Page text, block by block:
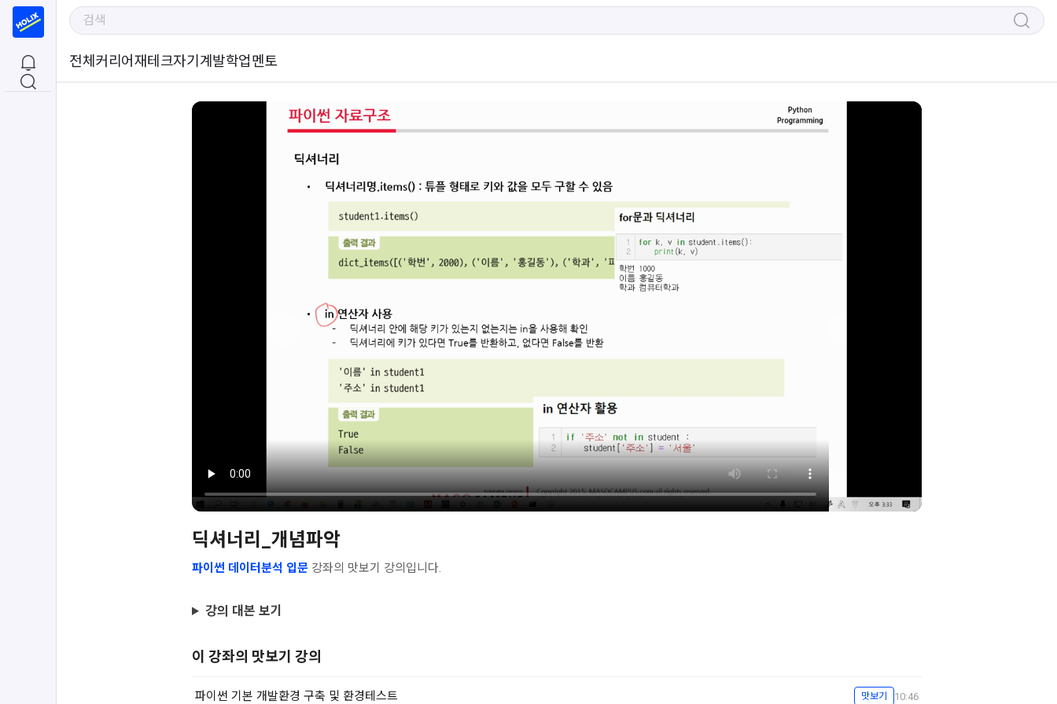
전체 커리어재테크자기계발학업멘토
딕셔너리_개념파악
파이썬 데이터분석 입문 강좌의 맛보기 강의입니다.
강의 대본 보기
이 강좌의 맛보기 강의
파이썬 기본 개발환경 구축 및 환경테스트 맛보기 10:46